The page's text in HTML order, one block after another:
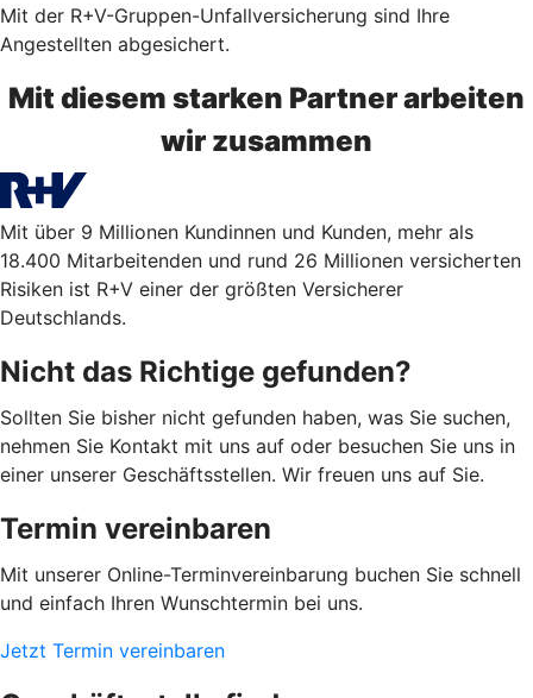
Mit der R+V-Gruppen-Unfallversicherung sind Ihre
Angestellten abgesichert.
Mit diesem starken Partner arbeiten
wir zusammen
Mit über 9 Millionen Kundinnen und Kunden, mehr als
18.400 Mitarbeitenden und rund 26 Millionen versicherten
Risiken ist R+V einer der größten Versicherer
Deutschlands.
Nicht das Richtige gefunden?
Sollten Sie bisher nicht gefunden haben, was Sie suchen,
nehmen Sie Kontakt mit uns auf oder besuchen Sie uns in
einer unserer Geschäftsstellen. Wir freuen uns auf Sie.
Termin vereinbaren
Mit unserer Online-Terminvereinbarung buchen Sie schnell
und einfach Ihren Wunschtermin bei uns.
Jetzt Termin vereinbaren